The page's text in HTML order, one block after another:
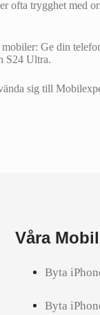
ofta trygghet med
Ge din
S24 Ultra.
sig till
Våra
Byta
Byta